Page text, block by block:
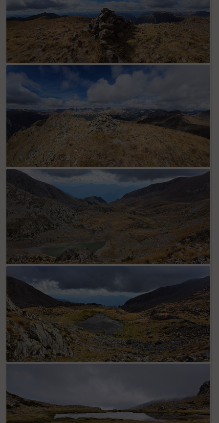
Cime des Lauses vue ouest
Cime des Lauses
Depuis col du Barn (2452 m), lacs des Millefonts avec lac